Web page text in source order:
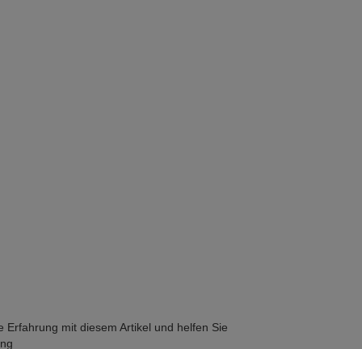
Erfahrung mit diesem Artikel und helfen Sie